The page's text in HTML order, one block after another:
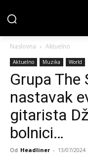
Naslovna Aktuelno
Aktuelno Muzika World
Grupa The
nastavak
gitarista
bolnici…
Od Headliner - 13/07/2024